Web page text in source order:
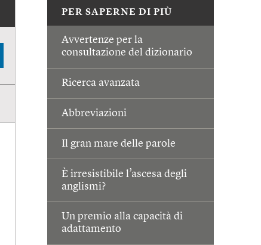
PER SAPERNE DI PIÙ
Avvertenze per la
consultazione del dizionario
Ricerca avanzata
Abbreviazioni
Il gran mare delle parole
È irresistibile l’ascesa degli
anglismi?
Un premio alla capacità di
adattamento